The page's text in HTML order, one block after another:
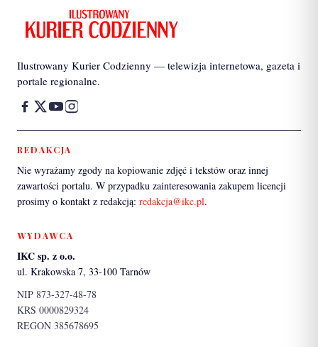
Ilustrowany Kurier Codzienny — telewizja internetowa, gazeta i
portale regionalne.
REDAKCJA
Nie wyrażamy zgody na kopiowanie zdjęć i tekstów oraz innej
zawartości portalu. W przypadku zainteresowania zakupem licencji
prosimy o kontakt z redakcją: redakcja@ikc.pl.
WYDAWCA
IKC sp. z o.o.
ul. Krakowska 7, 33-100 Tarnów
NIP 873-327-48-78
KRS 0000829324
REGON 385678695